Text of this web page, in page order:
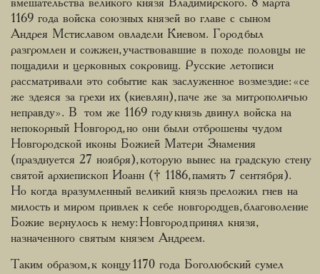
вмешательства великого князя Владимирского. 8 марта
1169 года войска союзных князей во главе с сыном
Андрея Мстиславом овладели Киевом. Город был
разгромлен и сожжен, участвовавшие в походе половцы не
пощадили и церковных сокровищ. Русские летописи
рассматривали это событие как заслуженное возмездие: «се
же здеяся за грехи их (киевлян), паче же за митрополичью
неправду». В том же 1169 году князь двинул войска на
непокорный Новгород, но они были отброшены чудом
Новгородской иконы Божией Матери Знамения
(празднуется 27 ноября), которую вынес на градскую стену
святой архиепископ Иоанн († 1186, память 7 сентября).
Но когда вразумленный великий князь преложил гнев на
милость и миром привлек к себе новгородцев, благоволение
Божие вернулось к нему: Новгород принял князя,
назначенного святым князем Андреем.
Таким образом, к концу 1170 года Боголюбский сумел